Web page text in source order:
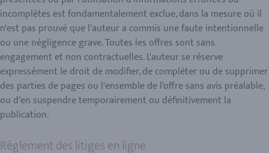
incomplètes est fondamentalement exclue, dans la mesure où il
n'est pas prouvé que l'auteur a commis une faute intentionnelle
ou une négligence grave. Toutes les offres sont sans
engagement et non contractuelles. L'auteur se réserve
expressément le droit de modifier, de compléter ou de supprimer
des parties de pages ou l'ensemble de l'offre sans avis préalable,
ou d'en suspendre temporairement ou définitivement la
Règlement des litiges en ligne